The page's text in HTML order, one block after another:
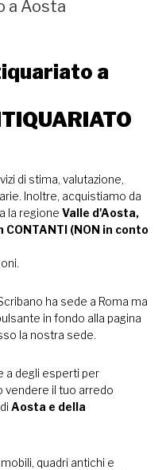
a Aosta
a
di stima, valutazione,
Inoltre, acquistiamo da
la regione Valle d'Aosta,
CONTANTI (NON in conto
ha sede a Roma ma
in fondo alla pagina
la nostra sede.
a degli esperti per
vendere il tuo arredo
Aosta e della
quadri antichi e